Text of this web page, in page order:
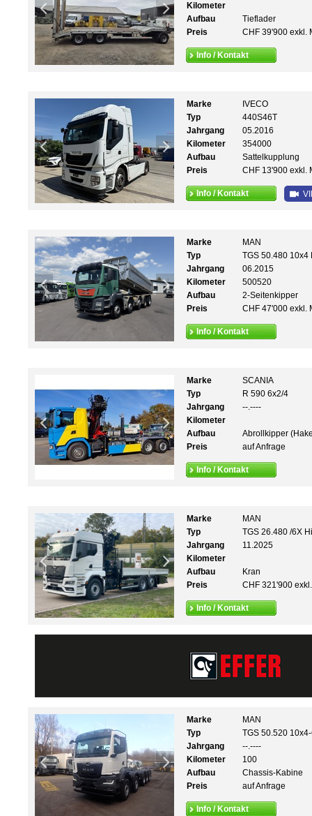
Kilometer
Aufbau
Tieflader
Preis
CHF 39'900 exkl.
Info / Kontakt
Marke
IVECO
Typ
440S46T
Jahrgang
05.2016
Kilometer
354000
Aufbau
Sattelkupplung
Preis
CHF 13'900 exkl.
Info / Kontakt
Marke
MAN
Typ
TGS 50.480 10x4
Jahrgang
06.2015
Kilometer
500520
Aufbau
2-Seitenkipper
Preis
CHF 47'000 exkl.
Info / Kontakt
Marke
SCANIA
Typ
R 590 6x2/4
Jahrgang
--.----
Kilometer
Aufbau
Abrollkipper
Preis
auf Anfrage
Info / Kontakt
Marke
MAN
Typ
TGS 26.480 /6X
Jahrgang
11.2025
Kilometer
Aufbau
Kran
Preis
CHF 321'900
Info / Kontakt
Marke
MAN
Typ
TGS 50.520
Jahrgang
--.----
Kilometer
100
Aufbau
Chassis-Kabine
Preis
auf Anfrage
Info / Kontakt